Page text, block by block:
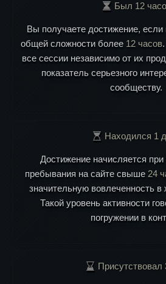
Был 12
Вы получаете достижение, если
общей сложности более 12 часов
все сессии независимо от их
показатель серьезного
сообществу.
Находился 1
Достижение начисляется
пребывания на сайте свыше 24
значительную вовлеченность
Такой уровень активности
погружении в
Присутствовал